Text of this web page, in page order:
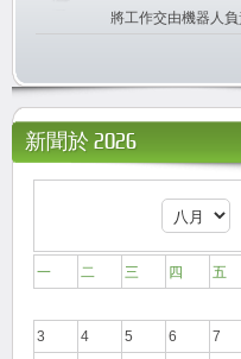
將工作交由機器人
新聞於 2026
一 二 三 四 五
3
4 5 6 7